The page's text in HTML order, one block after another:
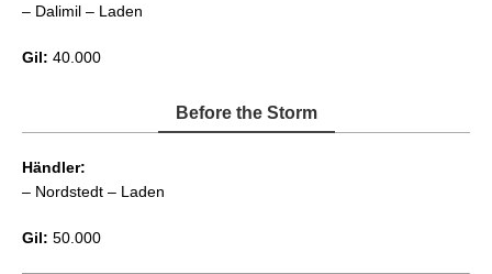
– Dalimil – Laden
Gil: 40.000
Before the Storm
Händler:
– Nordstedt – Laden
Gil: 50.000